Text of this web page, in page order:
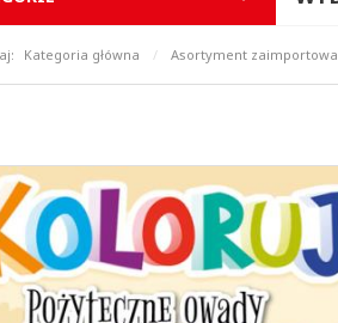
Kategoria główna / Asortyment